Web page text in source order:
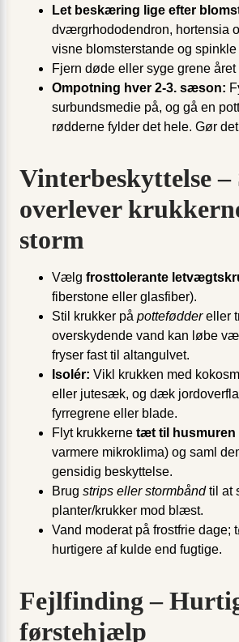
Let beskæring lige efter
dværgrhododendron, hortensia
visne blomsterstande og spinkle
Fjern døde eller syge grene året
Ompotning hver 2-3. sæson:
surbundsmedie på, og gå en
rødderne fylder det hele. Gør
Vinterbeskyttelse –
overlever
storm
Vælg frosttolerante
fiberstone eller glasfiber).
Stil krukker på potteføddereller
overskydende vand kan løbe
fryser fast til altangulvet.
Isolér: Vikl krukken med
eller jutesæk, og dæk
fyrregrene eller blade.
Flyt krukkerne tæt til husmuren
varmere mikroklima) og saml
gensidig beskyttelse.
Brug strips eller stormbåndtil at
planter/krukker mod blæst.
Vand moderat på frostfrie dage;
hurtigere af kulde end fugtige.
Fejlfinding –
førstehjælp